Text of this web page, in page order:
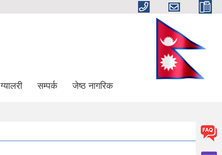
ग्यालरी सम्पर्क जेष्ठ नागरिक